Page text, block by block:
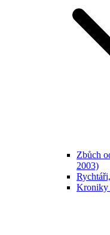
Zbůch
2003)
Kroniky